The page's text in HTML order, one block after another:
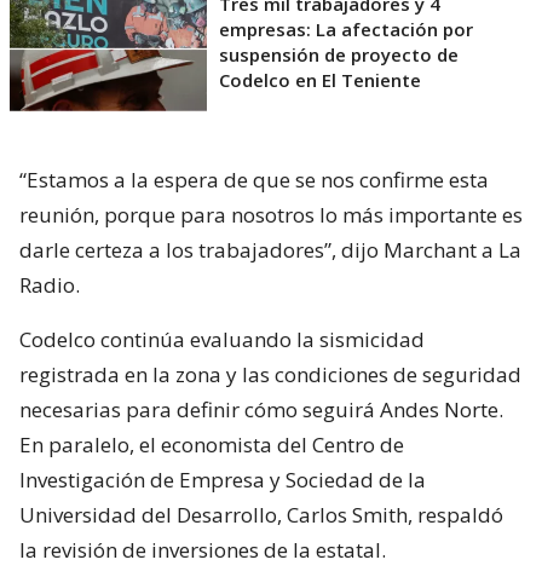
empresas: La afectación por
suspensión de proyecto de
Codelco en El Teniente
“Estamos a la espera de que se nos confirme esta
reunión, porque para nosotros lo más importante es
darle certeza a los trabajadores”, dijo Marchant a La
Radio.
Codelco continúa evaluando la sismicidad
registrada en la zona y las condiciones de seguridad
necesarias para definir cómo seguirá Andes Norte.
En paralelo, el economista del Centro de
Investigación de Empresa y Sociedad de la
Universidad del Desarrollo, Carlos Smith, respaldó
la revisión de inversiones de la estatal.